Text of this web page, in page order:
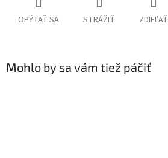
OPÝTAŤ SA STRÁŽIŤ ZDIEĽAŤ
Mohlo by sa vám tiež páčiť